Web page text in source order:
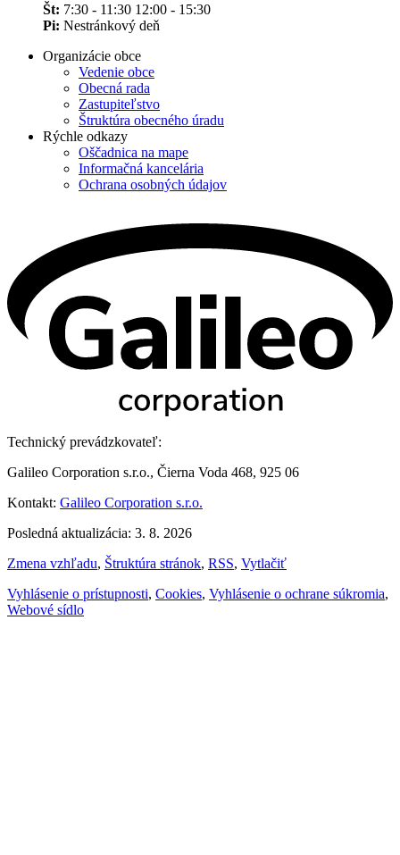
Št: 7:30 - 11:30 12:00 - 15:30
Pi: Nestránkový deň
Organizácie obce
Vedenie obce
Obecná rada
Zastupiteľstvo
Štruktúra obecného úradu
Rýchle odkazy
Oščadnica na mape
Informačná kancelária
Ochrana osobných údajov
Technický prevádzkovateľ:
Galileo Corporation s.r.o., Čierna Voda 468, 925 06
Kontakt: Galileo Corporation s.r.o.
Posledná aktualizácia: 3. 8. 2026
Zmena vzhľadu, Štruktúra stránok, RSS, Vytlačiť
Vyhlásenie o prístupnosti, Cookies, Vyhlásenie o ochrane súkromia,
Webové sídlo